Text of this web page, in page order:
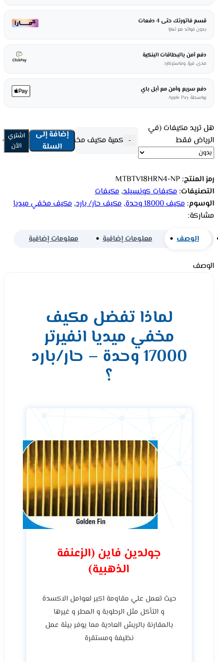
قسم فاتورتك حتى 4 دفعات
بدون فوائد مع تمارا
دفع آمن بالبطاقات البنكية
مدى، فيزا، وماستركارد
دفع سريع وآمن مع أبل باي
بواسطة Apple Pay
هل تريد مكيفات (في
الرياض فقط
- كمية مكيف مخفي ميديا 18000 وحدة - حار / بارد MTBTV18HRN4-NP
إضافة إلى
السلة
اشتري
الأن
رمز المنتج: MTBTV18HRN4-NP
التصنيفات: مكيفات كونسيلد, مكيفات
الوسوم: مكيف 18000 وحدة , مكيف حار/ بارد, مكيف مخفي ميديا
مشاركة:
الوصف معلومات إضافية معلومات إضافية
الوصف
لماذا تفضل مكيف
مخفي ميديا انفيرتر
17000 وحدة – حار/بارد
؟
جولدين فاين (الزعنفة
الذهبية)
حيث تعمل علي مقاومة اكبر لعوامل الاكسدة
و التأكل مثل الرطوبة و المطر و غيرها
بالمقارنة بالريش العادية مما يوفر بيئة عمل
نظيفة ومستقرة